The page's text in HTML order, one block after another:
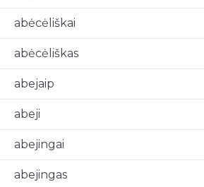
abėcėliškai
abėcėliškas
abejaip
abeji
abejingai
abejingas